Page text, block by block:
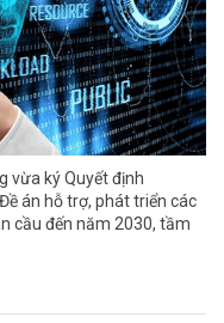
vừa ký Quyết định
án hỗ trợ, phát triển các
cầu đến năm 2030, tầm